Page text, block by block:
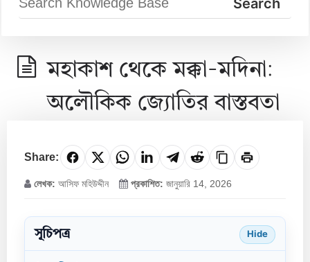
মহাকাশ থেকে মক্কা-মদিনা:
অলৌকিক জ্যোতির বাস্তবতা
Share:
লেখক: আসিফ মহিউদ্দীন প্রকাশিত: জানুয়ারি 14, 2026
সূচিপত্র Hide